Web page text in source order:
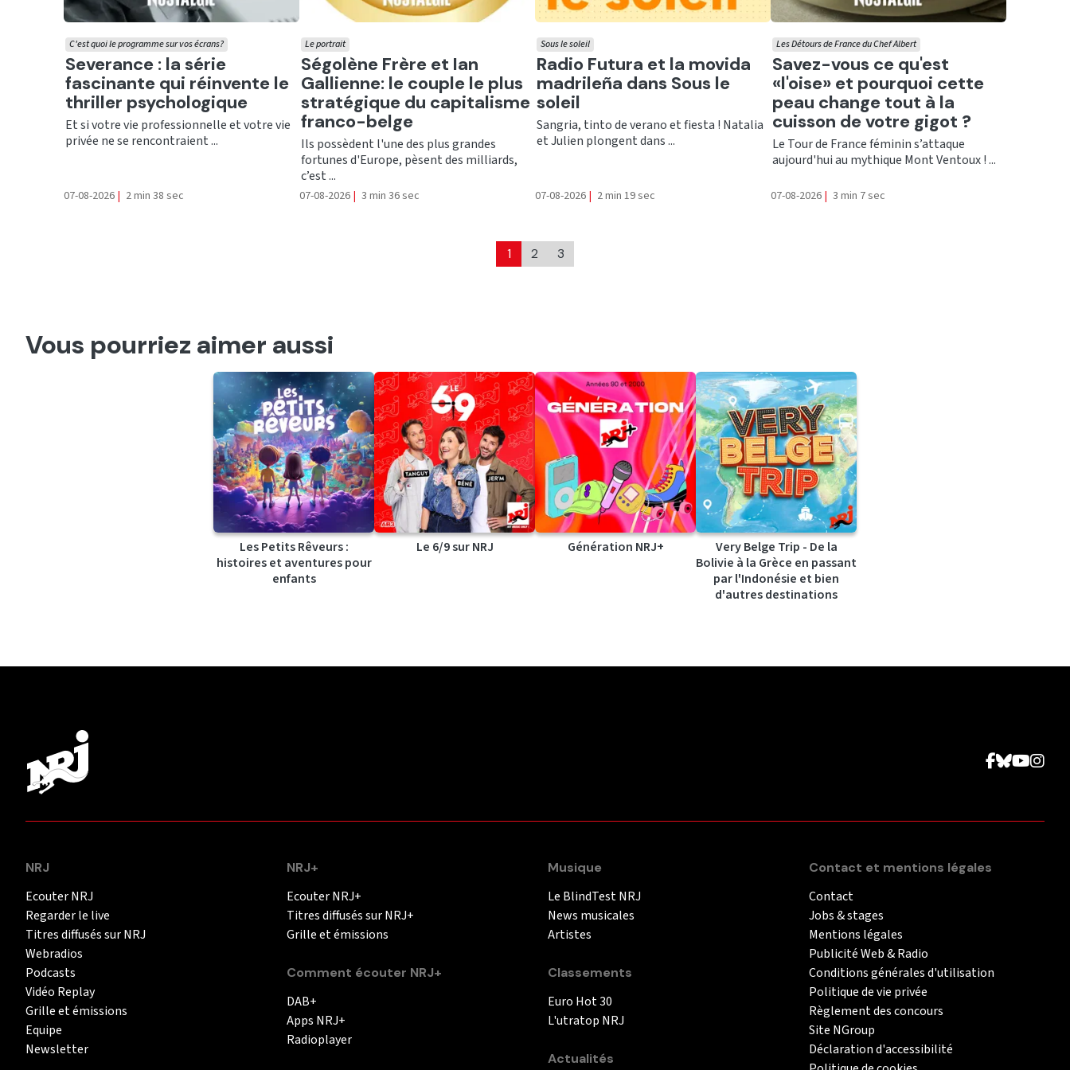
Ecouter
Severance : la série
fascinante qui réinvente le
thriller psychologique
C'est quoi le programme sur vos écrans?
Et si votre vie professionnelle et votre vie
privée ne se rencontraient ...
07-08-2026 | 2 min 38 sec
Ecouter
Ségolène Frère et Ian
Gallienne: le couple le plus
stratégique du capitalisme
franco-belge
Le portrait
Ils possèdent l'une des plus grandes
fortunes d'Europe, pèsent des milliards,
c’est ...
07-08-2026 | 3 min 36 sec
Ecouter
Radio Futura et la movida
madrileña dans Sous le
soleil
Sous le soleil
Sangria, tinto de verano et fiesta ! Natalia
et Julien plongent dans ...
07-08-2026 | 2 min 19 sec
Ecouter
Savez-vous ce qu'est
«l'oise» et pourquoi cette
peau change tout à la
cuisson de votre gigot ?
Les Détours de France du Chef Albert
Le Tour de France féminin s’attaque
aujourd'hui au mythique Mont Ventoux ! ...
07-08-2026 | 3 min 7 sec
1 2 3
Vous pourriez aimer aussi
Les Petits Rêveurs :
histoires et aventures pour
enfants
Le 6/9 sur NRJ Génération NRJ+
Very Belge Trip - De la
Bolivie à la Grèce en passant
par l'Indonésie et bien
d'autres destinations
NRJ
Ecouter NRJ
Regarder le live
Titres diffusés sur NRJ
Webradios
Podcasts
Vidéo Replay
Grille et émissions
Equipe
Newsletter
NRJ+
Ecouter NRJ+
Titres diffusés sur NRJ+
Grille et émissions
Comment écouter NRJ+
DAB+
Apps NRJ+
Radioplayer
Musique
Le BlindTest NRJ
News musicales
Artistes
Classements
Euro Hot 30
L'utratop NRJ
Actualités
Contact et mentions légales
Contact
Jobs & stages
Mentions légales
Publicité Web & Radio
Conditions générales d'utilisation
Politique de vie privée
Règlement des concours
Site NGroup
Déclaration d'accessibilité